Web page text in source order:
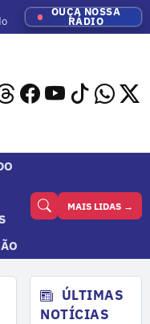
OUÇA NOSSA
RÁDIO
MAIS LIDAS →
ÚLTIMAS
NOTÍCIAS